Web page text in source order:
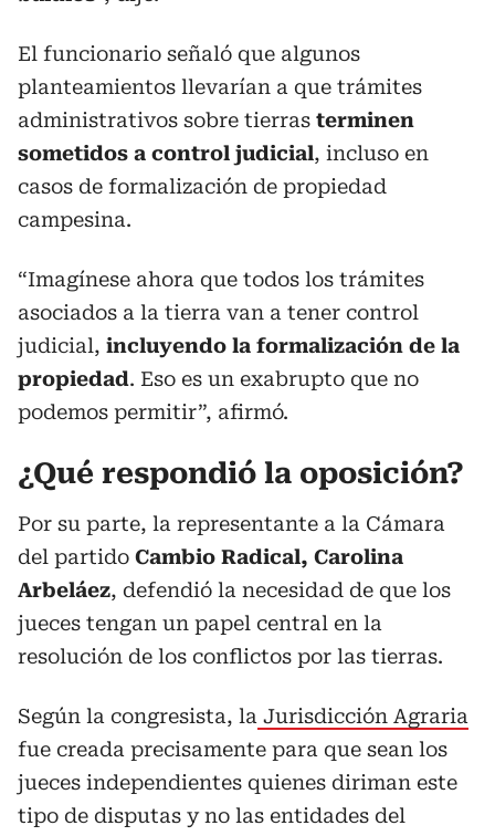
El funcionario señaló que algunos
planteamientos llevarían a que trámites
administrativos sobre tierras terminen
sometidos a control judicial, incluso en
casos de formalización de propiedad
campesina.
“Imagínese ahora que todos los trámites
asociados a la tierra van a tener control
judicial, incluyendo la formalización de la
propiedad. Eso es un exabrupto que no
podemos permitir”, afirmó.
¿Qué respondió la oposición?
Por su parte, la representante a la Cámara
del partido Cambio Radical, Carolina
Arbeláez, defendió la necesidad de que los
jueces tengan un papel central en la
resolución de los conflictos por las tierras.
Según la congresista, la Jurisdicción Agraria
fue creada precisamente para que sean los
jueces independientes quienes diriman este
tipo de disputas y no las entidades del